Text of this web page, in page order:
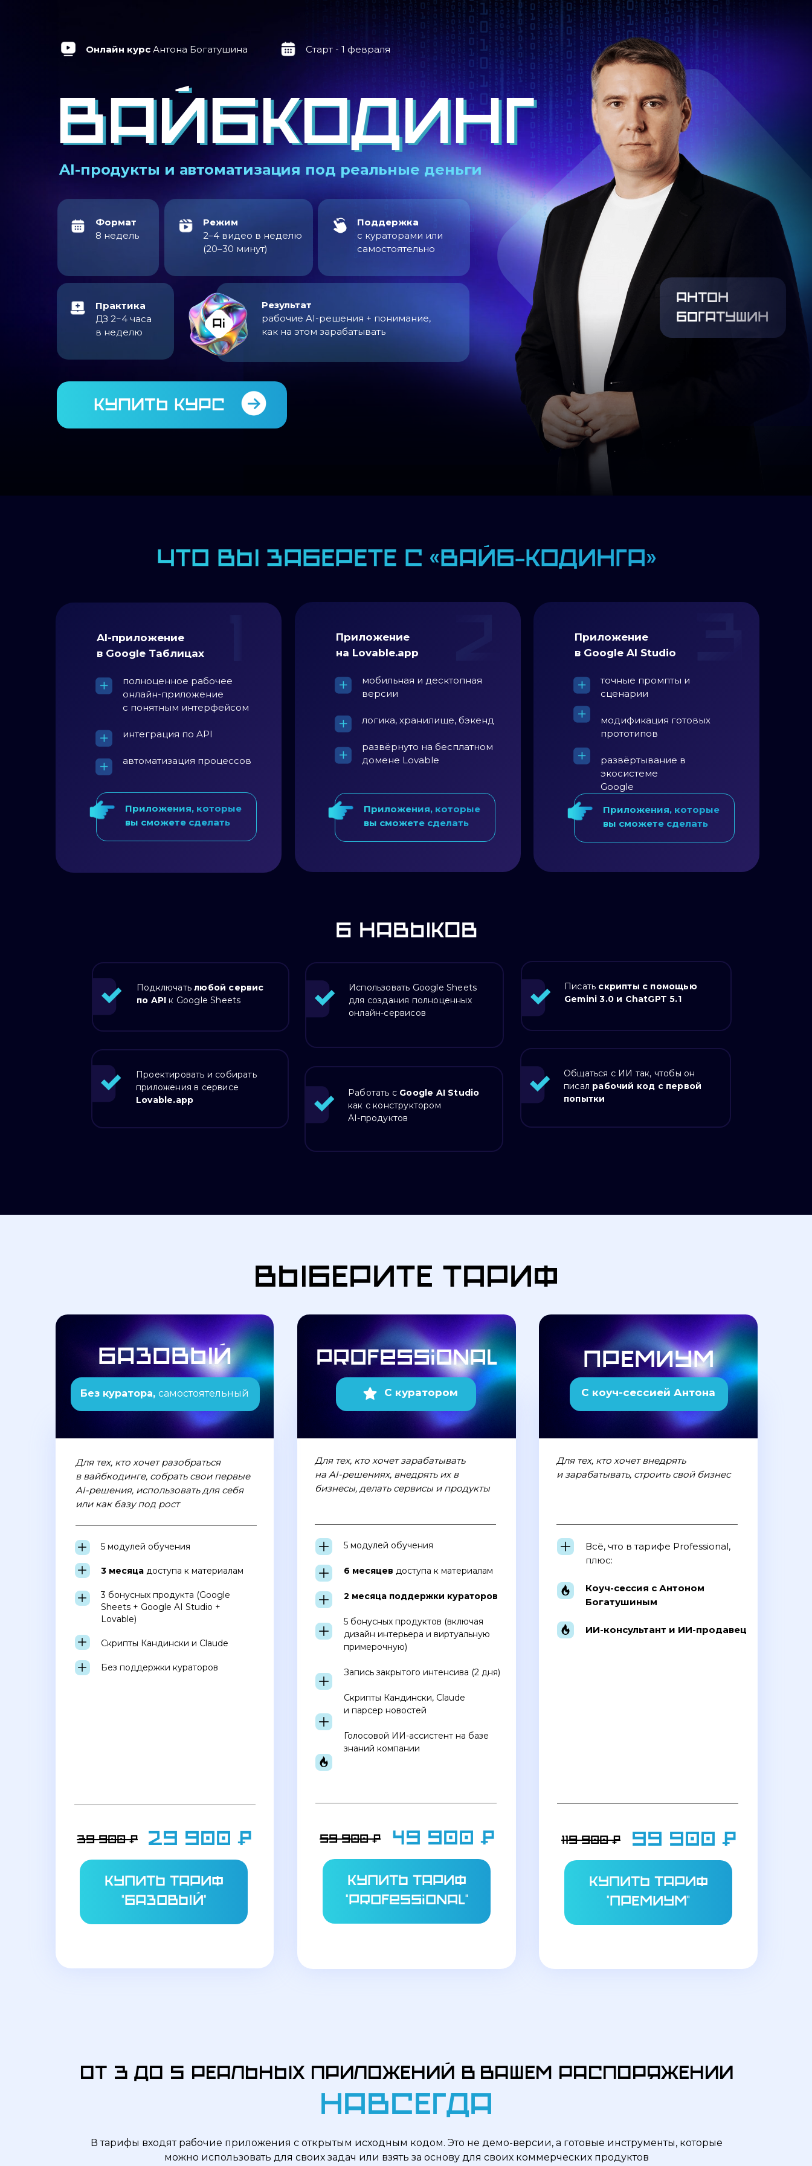
ВАЙБКОДИНГ
ВАЙБКОДИНГ
антон
богатушин
Онлайн курс Антона Богатушина Старт - 1 февраля
AI-продукты и автоматизация под реальные деньги
купить курс
Практика
ДЗ 2−4 часа
в неделю
Режим
2–4 видео в неделю
(20–30 минут)
Формат
8 недель
Поддержка
с кураторами или
самостоятельно
Результат
рабочие AI-решения + понимание,
как на этом зарабатывать
Что вы заберете с «Вайб-кодинга»
6 Навыков
AI-приложение
в Google Таблицах
полноценное рабочее
онлайн-приложение
с понятным интерфейсом
интеграция по API
автоматизация процессов
Приложение
на Lovable.app
мобильная и десктопная
версии
логика, хранилище, бэкенд
развёрнуто на бесплатном
домене Lovable
Приложение
в Google AI Studio
точные промпты и
сценарии
модификация готовых
прототипов
развёртывание в
экосистеме
Google
Подключатьлюбой сервис
по API к Google Sheets
Использовать Google Sheets
для создания полноценных
онлайн-сервисов
Писать скрипты с помощью
Gemini 3.0 и ChatGPT 5.1
Проектировать и собирать
приложения в сервисе
Lovable.app
Работать с Google AI Studio
как с конструктором
AI-продуктов
Общаться с ИИ так, чтобы он
писал рабочий код с первой
попытки
Приложения, которые
вы сможете сделать
Приложения, которые
вы сможете сделать
Приложения, которые
вы сможете сделать
5 модулей обучения
6 месяцев доступа к материалам
2 месяца поддержки кураторов
5 бонусных продуктов (включая
дизайн интерьера и виртуальную
примерочную)
Запись закрытого интенсива (2 дня)
Скрипты Кандински, Claude
и парсер новостей
Голосовой ИИ-ассистент на базе
знаний компании
Professional
выберите тариф
купить тариф
"базовый"
5 модулей обучения
3 месяца доступа к материалам
3 бонусных продукта (Google
Sheets + Google AI Studio +
Lovable)
Скрипты Кандински и Claude
Без поддержки кураторов
базовый
С куратором
Без куратора, самостоятельный
29 900 ₽
🔵 ТАРИФ 2. PRO
«Собрать и понять»
«Внедрять и зарабатывать»
Для тех, кто хочет разобраться
в вайбкодинге, собрать свои первые
AI-решения, использовать для себя
или как базу под рост
Для тех, кто хочет зарабатывать
на AI-решениях, внедрять их в
бизнесы, делать сервисы и продукты
Нужны зачеркнутые цены
39 900 ₽
купить тариф
"Professional"
49 900 ₽
59 900 ₽
Всё, что в тарифе Professional,
плюс:
Коуч-сессия с Антоном
Богатушиным
ИИ-консультант и ИИ-продавец
Всё, что в тарифе Professional,
плюс:
Коуч-сессия с Антоном
Богатушиным
и ИИ-продавец
Премиум
С коуч-сессией Антона
Для тех, кто хочет внедрять
и зарабатывать, строить свой бизнес
купить тариф
"премиум"
99 900 ₽
119 900 ₽
от 3 до 5 реальных приложений в вашем распоряжении
Навсегда
В тарифы входят рабочие приложения с открытым исходным кодом. Это не демо-версии, а готовые инструменты, которые
можно использовать для своих задач или взять за основу для своих коммерческих продуктов